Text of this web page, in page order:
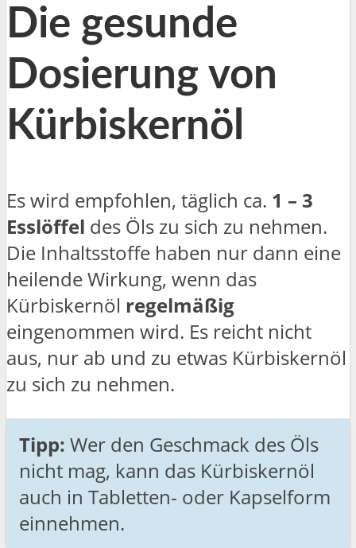
Die gesunde
Dosierung von
Kürbiskernöl
Es wird empfohlen, täglich ca. 1 – 3
Esslöffel des Öls zu sich zu nehmen.
Die Inhaltsstoffe haben nur dann eine
heilende Wirkung, wenn das
Kürbiskernöl regelmäßig
eingenommen wird. Es reicht nicht
aus, nur ab und zu etwas Kürbiskernöl
zu sich zu nehmen.
Tipp: Wer den Geschmack des Öls
nicht mag, kann das Kürbiskernöl
auch in Tabletten- oder Kapselform
einnehmen.